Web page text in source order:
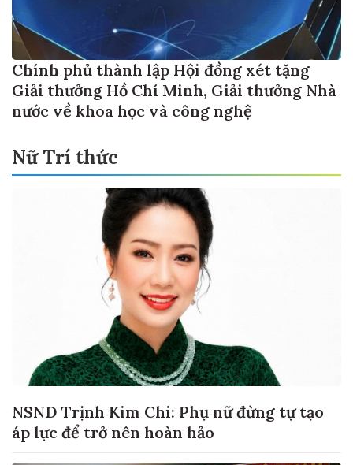
Chính phủ thành lập Hội đồng xét tặng
Giải thưởng Hồ Chí Minh, Giải thưởng Nhà
nước về khoa học và công nghệ
Nữ Trí thức
NSND Trịnh Kim Chi: Phụ nữ đừng tự tạo
áp lực để trở nên hoàn hảo